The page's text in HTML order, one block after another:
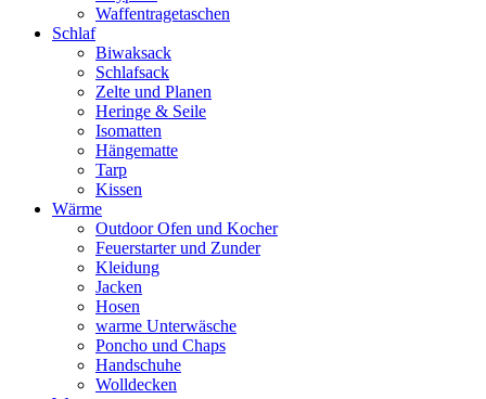
Waffentragetaschen
Schlaf
Biwaksack
Schlafsack
Zelte und Planen
Heringe & Seile
Isomatten
Hängematte
Tarp
Kissen
Wärme
Outdoor Ofen und Kocher
Feuerstarter und Zunder
Kleidung
Jacken
Hosen
warme Unterwäsche
Poncho und Chaps
Handschuhe
Wolldecken